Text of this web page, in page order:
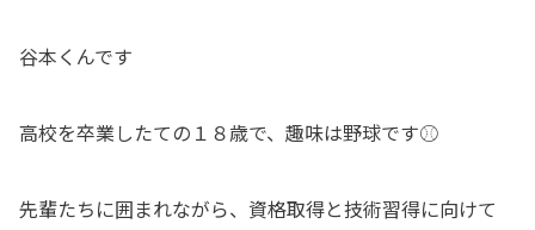
谷本くんです
高校を卒業したての１８歳で、趣味は野球です⚾
先輩たちに囲まれながら、資格取得と技術習得に向けて